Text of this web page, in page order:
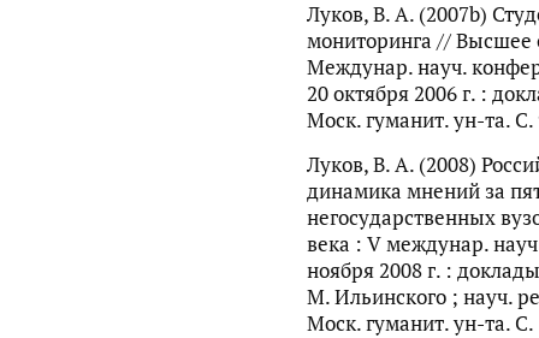
Луков, В. А. (2007b)
мониторинга // Высшее
Междунар. науч.
20 октября 2006 г. :
Моск. гуманит. ун-та. С.
Луков, В. А. (2008)
динамика мнений за
негосударственных
века : V междунар.
ноября 2008 г. :
М. Ильинского ; науч.
Моск. гуманит. ун-та. С.